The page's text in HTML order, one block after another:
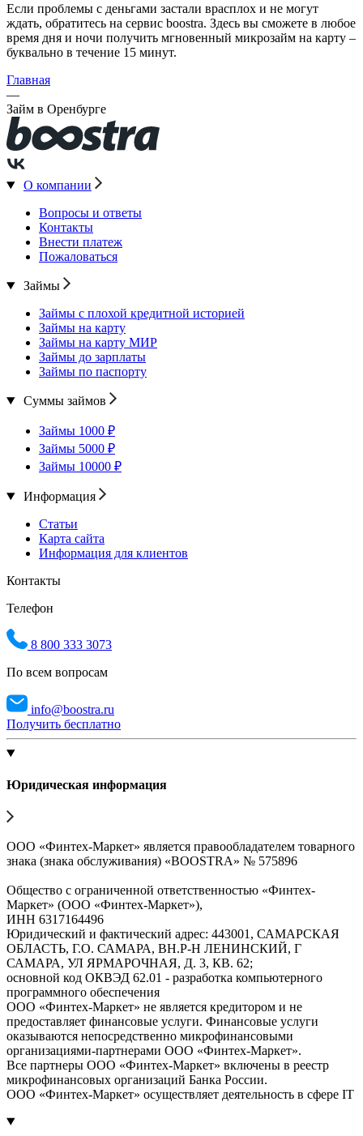
Если проблемы с деньгами застали врасплох и не могут
ждать, обратитесь на сервис boostra. Здесь вы сможете в любое
время дня и ночи получить мгновенный микрозайм на карту –
буквально в течение 15 минут.
Главная
—
Займ в Оренбурге
О компании
Вопросы и ответы
Контакты
Внести платеж
Пожаловаться
Займы
Займы с плохой кредитной историей
Займы на карту
Займы на карту МИР
Займы до зарплаты
Займы по паспорту
Суммы займов
Займы 1000 ₽
Займы 5000 ₽
Займы 10000 ₽
Информация
Статьи
Карта сайта
Информация для клиентов
Контакты
Телефон
8 800 333 3073
По всем вопросам
info@boostra.ru
Получить бесплатно
Юридическая информация
ООО «Финтех-Маркет» является правообладателем товарного
знака (знака обслуживания) «BOOSTRA» № 575896
Общество с ограниченной ответственностью «Финтех-
Маркет» (ООО «Финтех-Маркет»),
ИНН 6317164496
Юридический и фактический адрес: 443001, САМАРСКАЯ
ОБЛАСТЬ, Г.О. САМАРА, ВН.Р-Н ЛЕНИНСКИЙ, Г
САМАРА, УЛ ЯРМАРОЧНАЯ, Д. 3, КВ. 62;
основной код ОКВЭД 62.01 - разработка компьютерного
программного обеспечения
ООО «Финтех-Маркет» не является кредитором и не
предоставляет финансовые услуги. Финансовые услуги
оказываются непосредственно микрофинансовыми
организациями-партнерами ООО «Финтех-Маркет».
Все партнеры ООО «Финтех-Маркет» включены в реестр
микрофинансовых организаций Банка России.
ООО «Финтех-Маркет» осуществляет деятельность в сфере IT